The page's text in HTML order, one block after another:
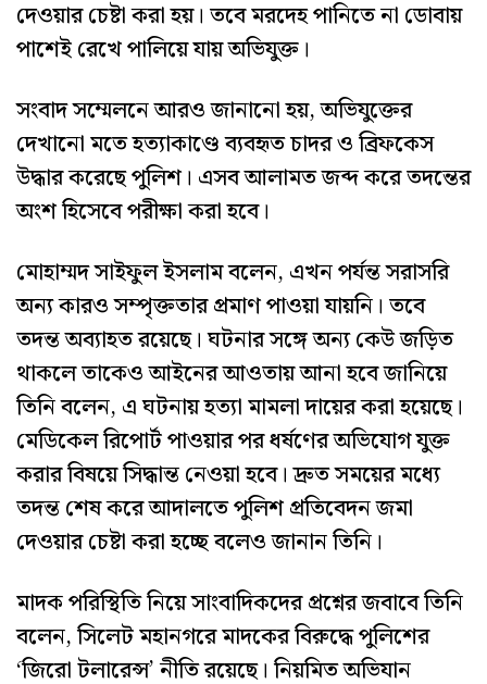
দেওয়ার চেষ্টা করা হয়। তবে মরদেহ পানিতে না ডোবায়
পাশেই রেখে পালিয়ে যায় অভিযুক্ত।
সংবাদ সম্মেলনে আরও জানানো হয়, অভিযুক্তের
দেখানো মতে হত্যাকাণ্ডে ব্যবহৃত চাদর ও ব্রিফকেস
উদ্ধার করেছে পুলিশ। এসব আলামত জব্দ করে তদন্তের
অংশ হিসেবে পরীক্ষা করা হবে।
মোহাম্মদ সাইফুল ইসলাম বলেন, এখন পর্যন্ত সরাসরি
অন্য কারও সম্পৃক্ততার প্রমাণ পাওয়া যায়নি। তবে
তদন্ত অব্যাহত রয়েছে। ঘটনার সঙ্গে অন্য কেউ জড়িত
থাকলে তাকেও আইনের আওতায় আনা হবে জানিয়ে
তিনি বলেন, এ ঘটনায় হত্যা মামলা দায়ের করা হয়েছে।
মেডিকেল রিপোর্ট পাওয়ার পর ধর্ষণের অভিযোগ যুক্ত
করার বিষয়ে সিদ্ধান্ত নেওয়া হবে। দ্রুত সময়ের মধ্যে
তদন্ত শেষ করে আদালতে পুলিশ প্রতিবেদন জমা
দেওয়ার চেষ্টা করা হচ্ছে বলেও জানান তিনি।
মাদক পরিস্থিতি নিয়ে সাংবাদিকদের প্রশ্নের জবাবে তিনি
বলেন, সিলেট মহানগরে মাদকের বিরুদ্ধে পুলিশের
‘জিরো টলারেন্স’ নীতি রয়েছে। নিয়মিত অভিযান